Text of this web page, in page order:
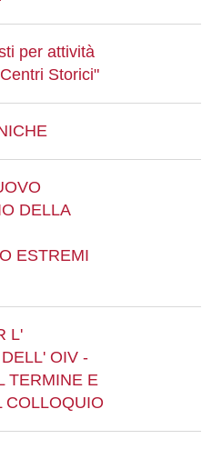
per attività
Storici"
DELLA
ESTREMI
L'
OIV -
TERMINE E
COLLOQUIO